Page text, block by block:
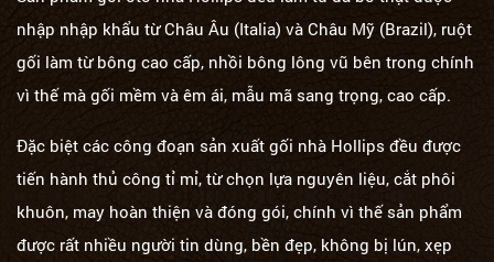
nhập nhập khẩu từ Châu Âu (Italia) và Châu Mỹ (Brazil), ruột
gối làm từ bông cao cấp, nhồi bông lông vũ bên trong chính
vì thế mà gối mềm và êm ái, mẫu mã sang trọng, cao cấp.
Đặc biệt các công đoạn sản xuất gối nhà Hollips đều được
tiến hành thủ công tỉ mỉ, từ chọn lựa nguyên liệu, cắt phôi
khuôn, may hoàn thiện và đóng gói, chính vì thế sản phẩm
được rất nhiều người tin dùng, bền đẹp, không bị lún, xẹp